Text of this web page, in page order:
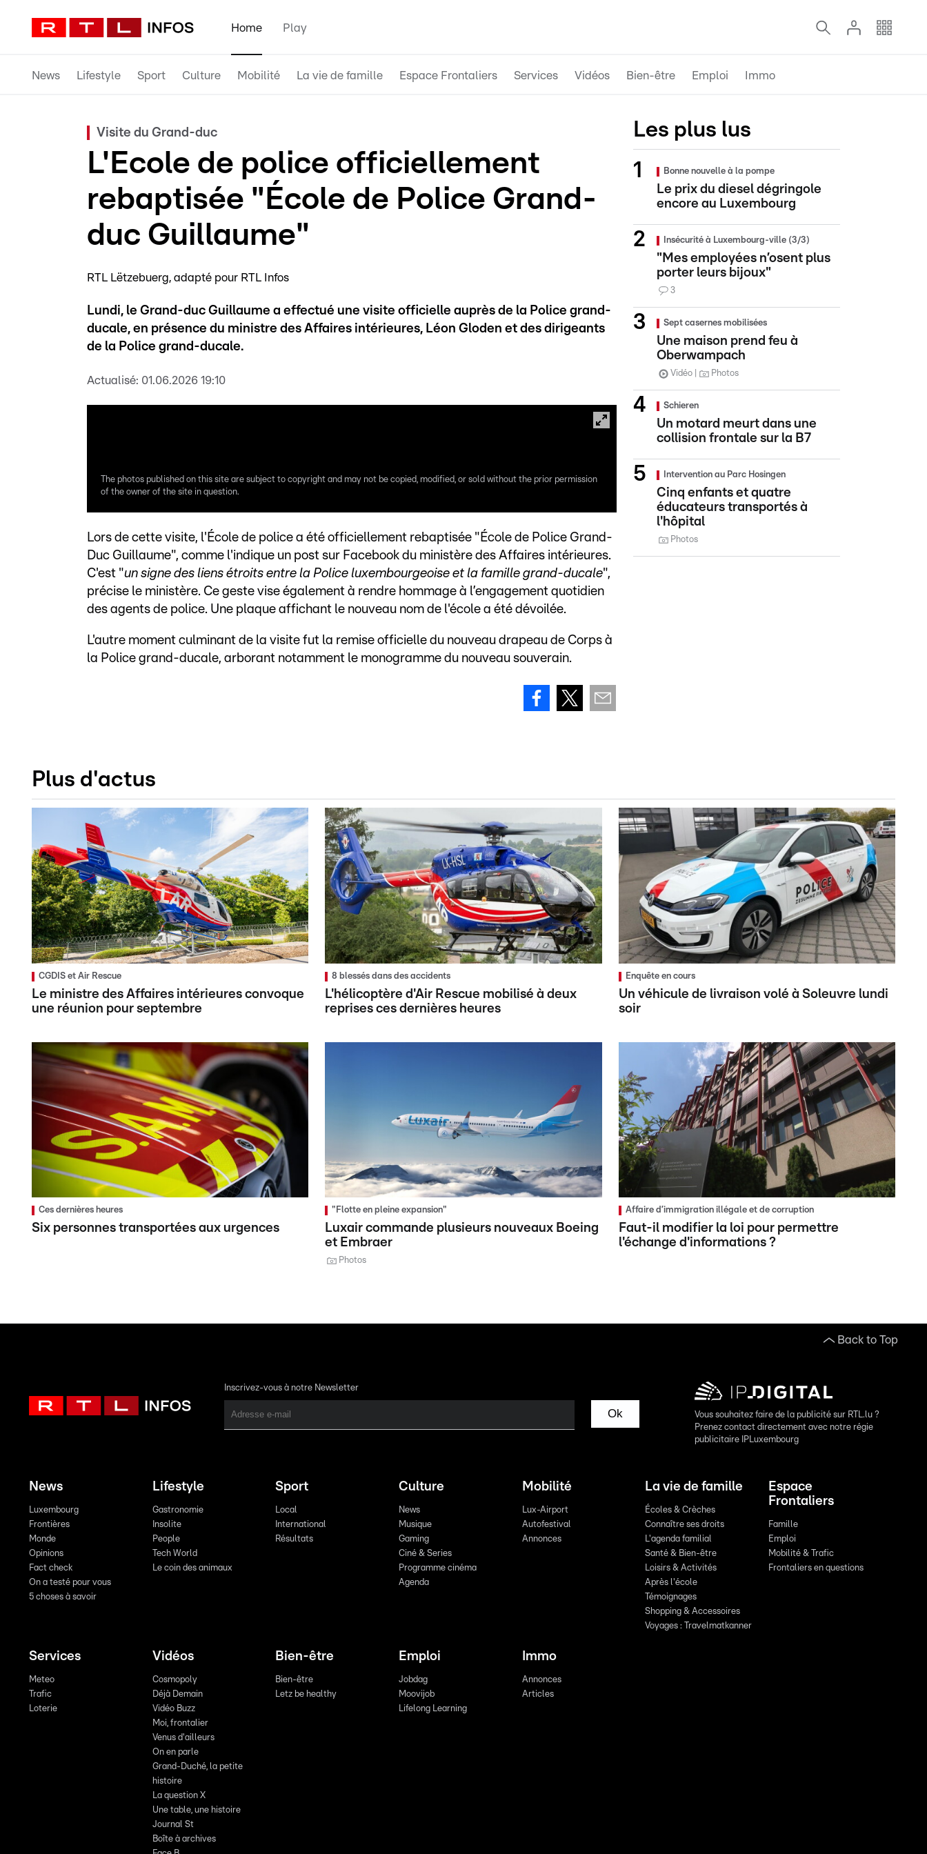
Home Play
News Lifestyle Sport Culture Mobilité La vie de famille Espace Frontaliers Services Vidéos Bien-être Emploi Immo
Visite du Grand-duc
L'Ecole de police officiellement
rebaptisée "École de Police Grand-
duc Guillaume"
RTL Lëtzebuerg adapté pour RTL Infos
Lundi, le Grand-duc Guillaume a effectué une visite officielle auprès de la Police grand-
ducale, en présence du ministre des Affaires intérieures, Léon Gloden et des dirigeants
de la Police grand-ducale.
Actualisé: 01.06.2026 19:10
The photos published on this site are subject to copyright and may not be copied, modified, or sold without the prior permission
of the owner of the site in question.
Lors de cette visite, l'École de police a été officiellement rebaptisée "École de Police Grand-
Duc Guillaume", comme l'indique un post sur Facebook du ministère des Affaires intérieures.
C'est "un signe des liens étroits entre la Police luxembourgeoise et la famille grand-ducale",
précise le ministère. Ce geste vise également à rendre hommage à l’engagement quotidien
des agents de police. Une plaque affichant le nouveau nom de l'école a été dévoilée.
L'autre moment culminant de la visite fut la remise officielle du nouveau drapeau de Corps à
la Police grand-ducale, arborant notamment le monogramme du nouveau souverain.
Les plus lus
Bonne nouvelle à la pompe
Le prix du diesel dégringole
encore au Luxembourg
Insécurité à Luxembourg-ville (3/3)
"Mes employées n’osent plus
porter leurs bijoux"
3
Sept casernes mobilisées
Une maison prend feu à
Oberwampach
Vidéo Photos
Schieren
Un motard meurt dans une
collision frontale sur la B7
Intervention au Parc Hosingen
Cinq enfants et quatre
éducateurs transportés à
l'hôpital
Photos
Plus d'actus
CGDIS et Air Rescue
Le ministre des Affaires intérieures convoque
une réunion pour septembre
8 blessés dans des accidents
L'hélicoptère d'Air Rescue mobilisé à deux
reprises ces dernières heures
Enquête en cours
Un véhicule de livraison volé à Soleuvre lundi
soir
Ces dernières heures
Six personnes transportées aux urgences
"Flotte en pleine expansion"
Luxair commande plusieurs nouveaux Boeing
et Embraer
Photos
Affaire d’immigration illégale et de corruption
Faut-il modifier la loi pour permettre
l'échange d'informations ?
Back to Top
Inscrivez-vous à notre Newsletter
Ok
Vous souhaitez faire de la publicité sur RTL.lu ?
Prenez contact directement avec notre régie
publicitaire IPLuxembourg
News
Luxembourg
Frontières
Monde
Opinions
Fact check
On a testé pour vous
5 choses à savoir
Lifestyle
Gastronomie
Insolite
People
Tech World
Le coin des animaux
Sport
Local
International
Résultats
Culture
News
Musique
Gaming
Ciné & Series
Programme cinéma
Agenda
Mobilité
Lux-Airport
Autofestival
Annonces
La vie de famille
Écoles & Crèches
Connaître ses droits
L'agenda familial
Santé & Bien-être
Loisirs & Activités
Après l'école
Témoignages
Shopping & Accessoires
Voyages : Travelmatkanner
Espace
Frontaliers
Famille
Emploi
Mobilité & Trafic
Frontaliers en questions
Services
Meteo
Trafic
Loterie
Vidéos
Cosmopoly
Déjà Demain
Vidéo Buzz
Moi, frontalier
Venus d'ailleurs
On en parle
Grand-Duché, la petite
histoire
La question X
Une table, une histoire
Journal St
Boîte à archives
Bien-être
Bien-être
Letz be healthy
Emploi
Jobdag
Moovijob
Lifelong Learning
Immo
Annonces
Articles